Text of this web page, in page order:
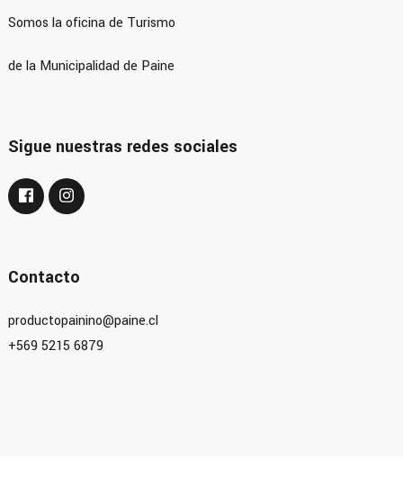
Somos la oficina de Turismo
de la Municipalidad de Paine
Sigue nuestras redes sociales
Contacto
productopainino@paine.cl
+569 5215 6879